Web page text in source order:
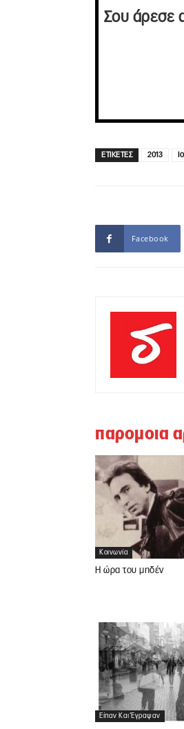
Σου άρεσε
ΕΤΙΚΕΤΕΣ 2013
Facebook
παρομοια
Κοινωνία
Η ώρα του μηδέν
Είπαν Και Έγραψαν